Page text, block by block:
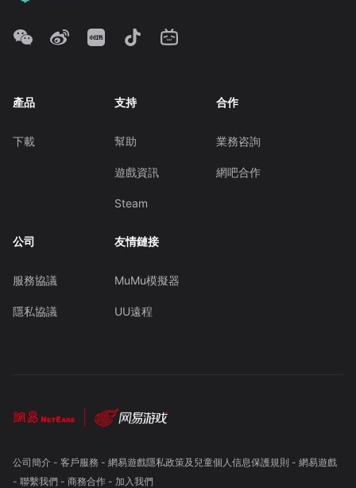
產品
下載
支持
幫助
遊戲資訊
Steam
合作
業務咨詢
網吧合作
公司
服務協議
隱私協議
友情鏈接
MuMu模擬器
UU遠程
公司簡介- 客戶服務 - 網易遊戲隱私政策及兒童個人信息保護規則 - 網易遊戲
- 聯繫我們- 商務合作- 加入我們